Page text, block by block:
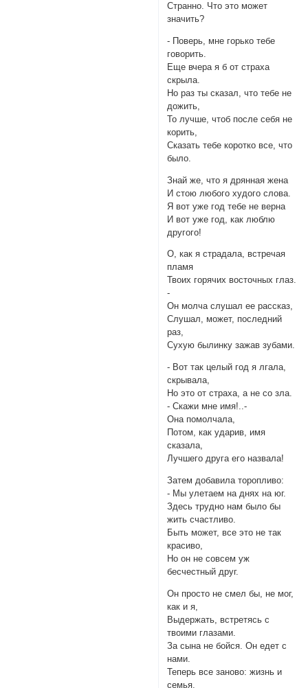
Странно. Что это может
значить?
- Поверь, мне горько тебе
говорить.
Еще вчера я б от страха
скрыла.
Но раз ты сказал, что тебе не
дожить,
То лучше, чтоб после себя не
корить,
Сказать тебе коротко все, что
было.
Знай же, что я дрянная жена
И стою любого худого слова.
Я вот уже год тебе не верна
И вот уже год, как люблю
другого!
О, как я страдала, встречая
пламя
Твоих горячих восточных глаз.
-
Он молча слушал ее рассказ,
Слушал, может, последний
раз,
Сухую былинку зажав зубами.
- Вот так целый год я лгала,
скрывала,
Но это от страха, а не со зла.
- Скажи мне имя!..-
Она помолчала,
Потом, как ударив, имя
сказала,
Лучшего друга его назвала!
Затем добавила торопливо:
- Мы улетаем на днях на юг.
Здесь трудно нам было бы
жить счастливо.
Быть может, все это не так
красиво,
Но он не совсем уж
бесчестный друг.
Он просто не смел бы, не мог,
как и я,
Выдержать, встретясь с
твоими глазами.
За сына не бойся. Он едет с
нами.
Теперь все заново: жизнь и
семья.